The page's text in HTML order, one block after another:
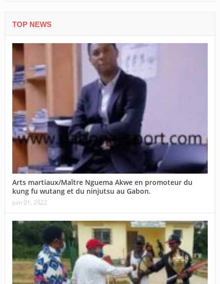
TOP NEWS
Arts martiaux/Maître Nguema Akwe en promoteur du
kung fu wutang et du ninjutsu au Gabon.
juin 01, 2022